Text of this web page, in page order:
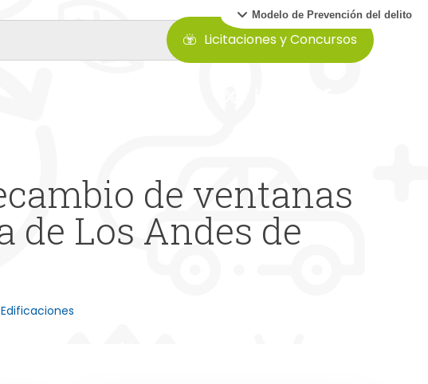
Modelo de Prevención del delito
Licitaciones y Concursos
de ventanas
de Los Andes de